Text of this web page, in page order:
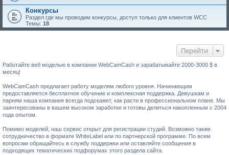
Конкурсы
Раздел где мы проводим конкурсы, доступ только для клиентов WCC
Темы: 18
Перейти
Работайте веб моделью в компании WebCamCash и зарабатывайте 2000-3000 $ в
месяц!
WebCamCash предлагает работу моделям любого уровня. Начинающим
предоставляется бесплатное обучение и комплексная поддержка. Девушкам и
парням наша компания всегда подскажет, как расти в профессиональном плане. Мы
заинтересованы в вашем высоком заработке и готовы делиться накопленным с 2004
года опытом.
Помимо моделей, наш сервис открыт для регистрации студий. Возможно также
сотрудничество в формате WhiteLabel или по партнерской программе. По всем
вопросам обращайтесь в службу поддержки или оставляйте сообщения в
подходящих тематических подфорумах этого раздела сайта.